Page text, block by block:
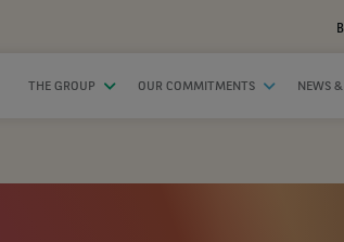
THE GROUP OUR COMMITMENTS NEWS